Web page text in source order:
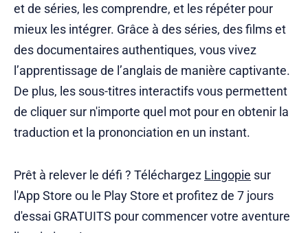
et de séries, les comprendre, et les répéter pour
mieux les intégrer. Grâce à des séries, des films et
des documentaires authentiques, vous vivez
l’apprentissage de l’anglais de manière captivante.
De plus, les sous-titres interactifs vous permettent
de cliquer sur n'importe quel mot pour en obtenir la
traduction et la prononciation en un instant.
Prêt à relever le défi ? Téléchargez Lingopie sur
l'App Store ou le Play Store et profitez de 7 jours
d'essai GRATUITS pour commencer votre aventure